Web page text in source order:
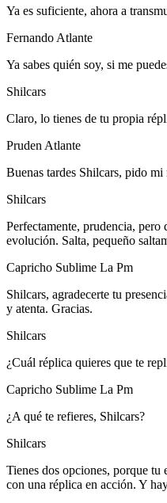
Ya es suficiente, ahora a
Fernando Atlante
Ya sabes quién soy, si me
Shilcars
Claro, lo tienes de tu propia
Pruden Atlante
Buenas tardes Shilcars, pido
Shilcars
Perfectamente, prudencia, pero
evolución. Salta, pequeño
Capricho Sublime La Pm
Shilcars, agradecerte tu
y atenta. Gracias.
Shilcars
¿Cuál réplica quieres que te
Capricho Sublime La Pm
¿A qué te refieres, Shilcars?
Shilcars
Tienes dos opciones, porque
con una réplica en acción. Y